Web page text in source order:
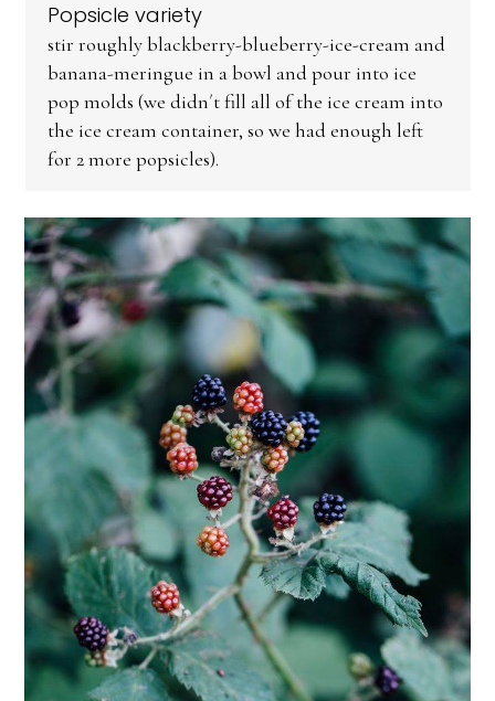
Popsicle variety
stir roughly blackberry-blueberry-ice-cream and
banana-meringue in a bowl and pour into ice
pop molds (we didn´t fill all of the ice cream into
the ice cream container, so we had enough left
for 2 more popsicles).